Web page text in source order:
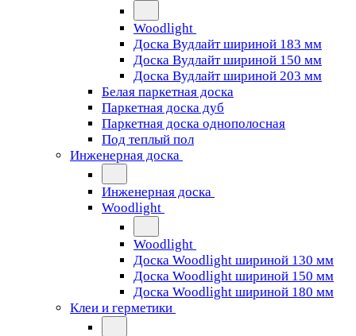
Woodlight
Доска Вудлайт шириной 183 мм
Доска Вудлайт шириной 150 мм
Доска Вудлайт шириной 203 мм
Белая паркетная доска
Паркетная доска дуб
Паркетная доска однополосная
Под теплый пол
Инженерная доска
Инженерная доска
Woodlight
Woodlight
Доска Woodlight шириной 130 мм
Доска Woodlight шириной 150 мм
Доска Woodlight шириной 180 мм
Клеи и герметики